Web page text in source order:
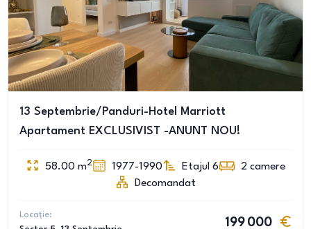
13 Septembrie/Panduri-Hotel Marriott
Apartament EXCLUSIVIST -ANUNT NOU!
58.00 m2 1977-1990 Etajul 6 2 camere
Decomandat
Locație:
199 000